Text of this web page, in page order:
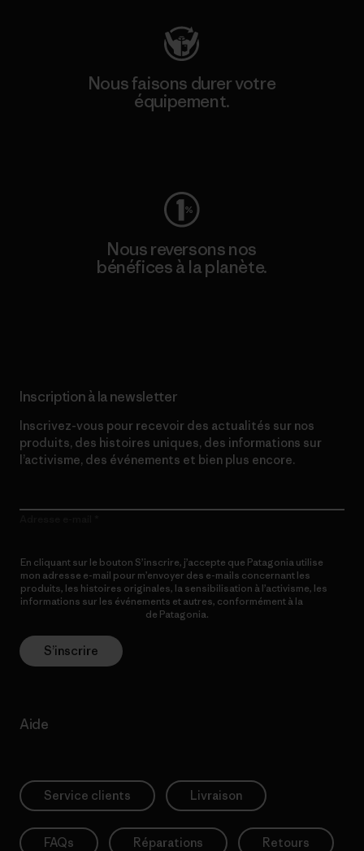
Nous faisons durer votre
équipement.
Nous reversons nos
bénéfices à la planète.
Inscription à la newsletter
Inscrivez-vous pour recevoir des actualités sur nos
produits, des histoires uniques, des informations sur
l’activisme, des événements et bien plus encore.
En cliquant sur le bouton S’inscrire, j’accepte que Patagonia utilise
mon adresse e-mail pour m’envoyer des e-mails concernant les
produits, les histoires originales, la sensibilisation à l’activisme, les
informations sur les événements et autres, conformément à la
de Patagonia.
S’inscrire
Aide
Service clients Livraison
FAQs Réparations Retours